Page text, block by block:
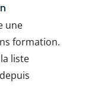
une
formation.
liste